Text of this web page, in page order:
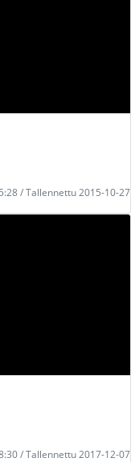
/ Tallennettu 2015-10-27
/ Tallennettu 2017-12-07